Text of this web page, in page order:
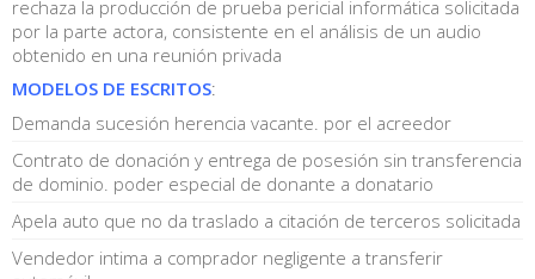
rechaza la producción de prueba pericial informática solicitada
por la parte actora, consistente en el análisis de un audio
obtenido en una reunión privada
MODELOS DE ESCRITOS:
Demanda sucesión herencia vacante. por el acreedor
Contrato de donación y entrega de posesión sin transferencia
de dominio. poder especial de donante a donatario
Apela auto que no da traslado a citación de terceros solicitada
Vendedor intima a comprador negligente a transferir